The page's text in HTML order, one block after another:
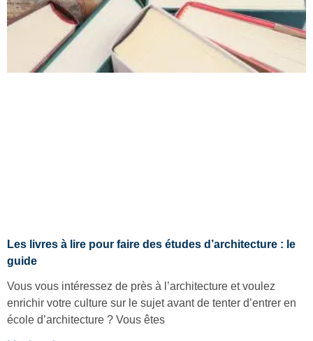
Les livres à lire pour faire des études d’architecture : le
guide
Vous vous intéressez de près à l’architecture et voulez
enrichir votre culture sur le sujet avant de tenter d’entrer en
école d’architecture ? Vous êtes